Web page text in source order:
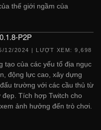
thế giới ngầm của
P2P
12/2024 | LƯỢT XEM: 9,698
tạo của các yếu tố địa ngục
động lực cao, xây dựng
trường với các cầu thủ từ
Tích hợp Twitch cho
ảnh hưởng đến trò chơi.